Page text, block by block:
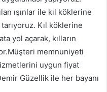
ışınlar ile kıl köklerine
tarıyoruz. Kıl köklerine
yol açarak, kılların
memnuniyeti
uygun fiyat
Güzellik ile her bayanı